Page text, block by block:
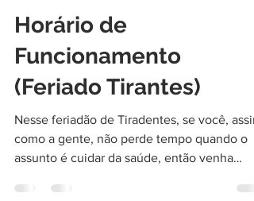
20 de abr. de 2023
Horário de
Funcionamento
(Feriado Tirantes)
Nesse feriadão de Tiradentes, se você,
como a gente, não perde tempo quando o